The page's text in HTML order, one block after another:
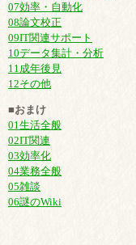
07効率・自動化
08論文校正
09IT関連サポート
10データ集計・分析
11成年後見
12その他
■おまけ
01生活全般
02IT関連
03効率化
04業務全般
05雑談
06謎のWiki